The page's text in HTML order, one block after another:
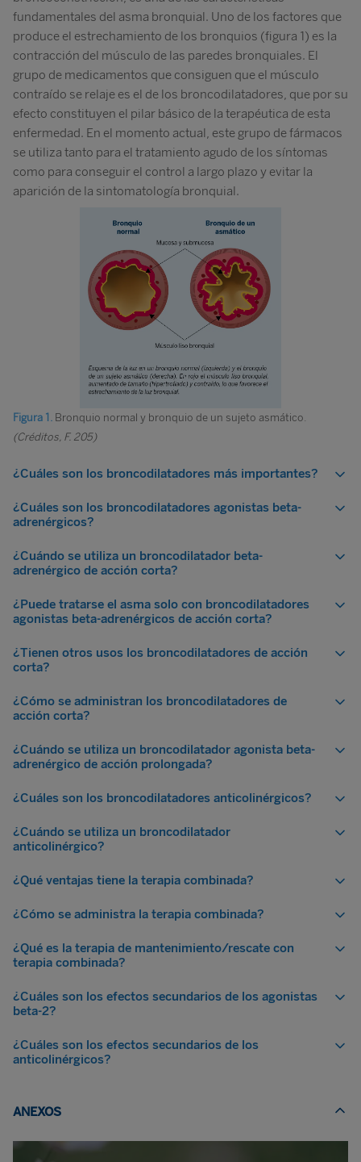
fundamentales del asma bronquial. Uno de los factores que
produce el estrechamiento de los bronquios (figura 1) es la
contracción del músculo de las paredes bronquiales. El
grupo de medicamentos que consiguen que el músculo
contraído se relaje es el de los broncodilatadores, que por su
efecto constituyen el pilar básico de la terapéutica de esta
enfermedad. En el momento actual, este grupo de fármacos
se utiliza tanto para el tratamiento agudo de los síntomas
como para conseguir el control a largo plazo y evitar la
aparición de la sintomatología bronquial.
Figura 1. Bronquio normal y bronquio de un sujeto asmático.
(Créditos, F. 205)
¿Cuáles son los broncodilatadores más importantes?
¿Cuáles son los broncodilatadores agonistas beta-
adrenérgicos?
¿Cuándo se utiliza un broncodilatador beta-
adrenérgico de acción corta?
¿Puede tratarse el asma solo con broncodilatadores
agonistas beta-adrenérgicos de acción corta?
¿Tienen otros usos los broncodilatadores de acción
corta?
¿Cómo se administran los broncodilatadores de
acción corta?
¿Cuándo se utiliza un broncodilatador agonista beta-
adrenérgico de acción prolongada?
¿Cuáles son los broncodilatadores anticolinérgicos?
¿Cuándo se utiliza un broncodilatador
anticolinérgico?
¿Qué ventajas tiene la terapia combinada?
¿Cómo se administra la terapia combinada?
¿Qué es la terapia de mantenimiento/rescate con
terapia combinada?
¿Cuáles son los efectos secundarios de los agonistas
beta-2?
¿Cuáles son los efectos secundarios de los
anticolinérgicos?
ANEXOS